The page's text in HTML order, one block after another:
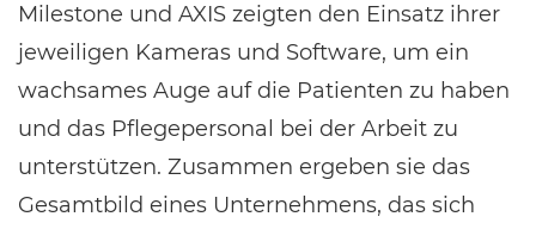
Milestone und AXIS zeigten den Einsatz ihrer
jeweiligen Kameras und Software, um ein
wachsames Auge auf die Patienten zu haben
und das Pflegepersonal bei der Arbeit zu
unterstützen. Zusammen ergeben sie das
Gesamtbild eines Unternehmens, das sich